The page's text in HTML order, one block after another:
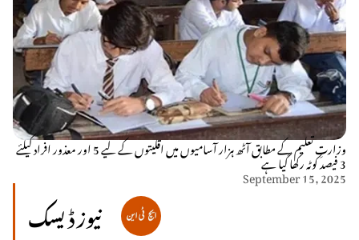
وزارتِ تعلیم کے مطابق آٹھ ہزار آسامیوں میں اقلیتوں کے لیے 5 اور معذور افراد کیلئے
3 فیصد کوٹہ رکھا گیا ہے
September 15, 2025
نیوز ڈیسک